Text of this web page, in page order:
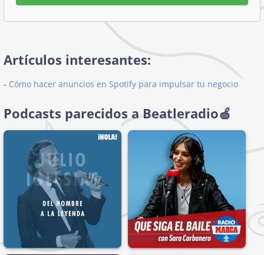
Artículos interesantes:
- Cómo hacer anuncios en Spotify para impulsar tu negocio
Podcasts parecidos a Beatleradio🍏